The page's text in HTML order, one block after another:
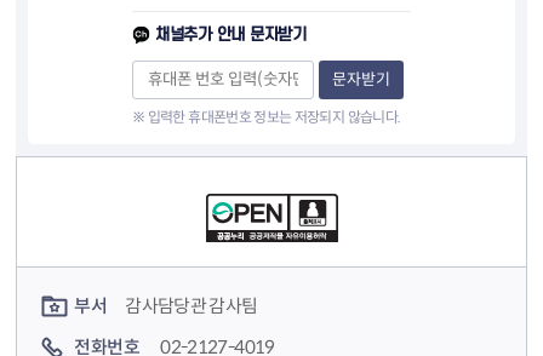
채널추가 안내 문자받기
문자받기
※ 입력한 휴대폰번호 정보는 저장되지 않습니다.
부서
감사담당관 감사팀
전화번호
02-2127-4019